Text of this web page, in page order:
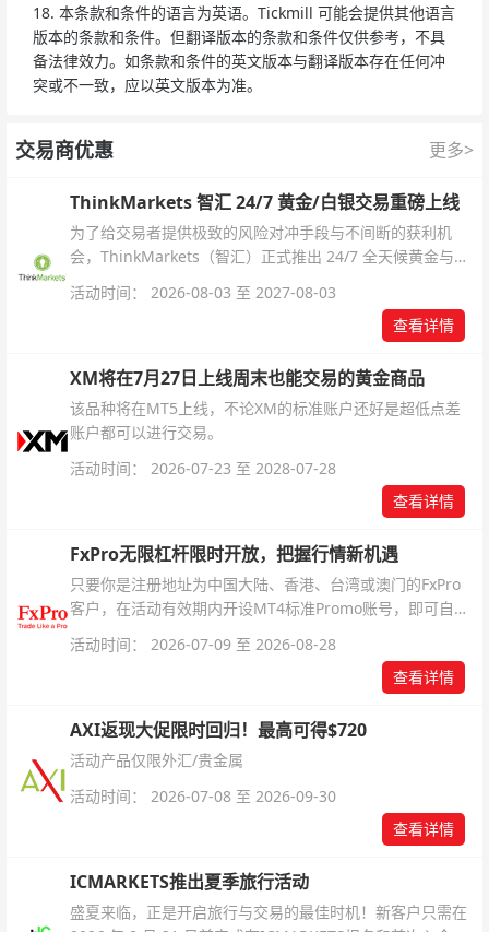
18. 本条款和条件的语言为英语。Tickmill 可能会提供其他语言
版本的条款和条件。但翻译版本的条款和条件仅供参考，不具
备法律效力。如条款和条件的英文版本与翻译版本存在任何冲
突或不一致，应以英文版本为准。
交易商优惠 更多>
ThinkMarkets 智汇 24/7 黄金/白银交易重磅上线
为了给交易者提供极致的风险对冲手段与不间断的获利机
会，ThinkMarkets（智汇）正式推出 24/7 全天候黄金与白
杆配置、支持软件及交易细则。
活动时间： 2026-08-03 至 2027-08-03
查看详情
XM将在7月27日上线周末也能交易的黄金商品
该品种将在MT5上线，不论XM的标准账户还好是超低点差
账户都可以进行交易。
活动时间： 2026-07-23 至 2028-07-28
查看详情
FxPro无限杠杆限时开放，把握行情新机遇
只要你是注册地址为中国大陆、香港、台湾或澳门的FxPro
客户，在活动有效期内开设MT4标准Promo账号，即可自动
活动时间： 2026-07-09 至 2026-08-28
查看详情
AXI返现大促限时回归！最高可得$720
活动产品仅限外汇/贵金属
活动时间： 2026-07-08 至 2026-09-30
查看详情
ICMARKETS推出夏季旅行活动
盛夏来临，正是开启旅行与交易的最佳时机！新客户只需在